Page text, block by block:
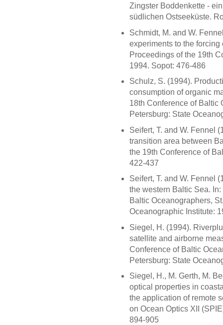
Zingster Boddenkette -
südlichen Ostseeküste.
Schmidt, M. and W.
experiments to the
Proceedings of the 19th
1994. Sopot: 476-486
Schulz, S. (1994).
consumption of organic
18th Conference of Baltic
Petersburg: State
Seifert, T. and W. Fennel
transition area between
the 19th Conference of
422-437
Seifert, T. and W. Fennel
the western Baltic Sea.
Baltic Oceanographers,
Oceanographic Institute:
Siegel, H. (1994).
satellite and airborne
Conference of Baltic
Petersburg: State
Siegel, H., M. Gerth, M.
optical properties in
the application of remote
on Ocean Optics XII
894-905